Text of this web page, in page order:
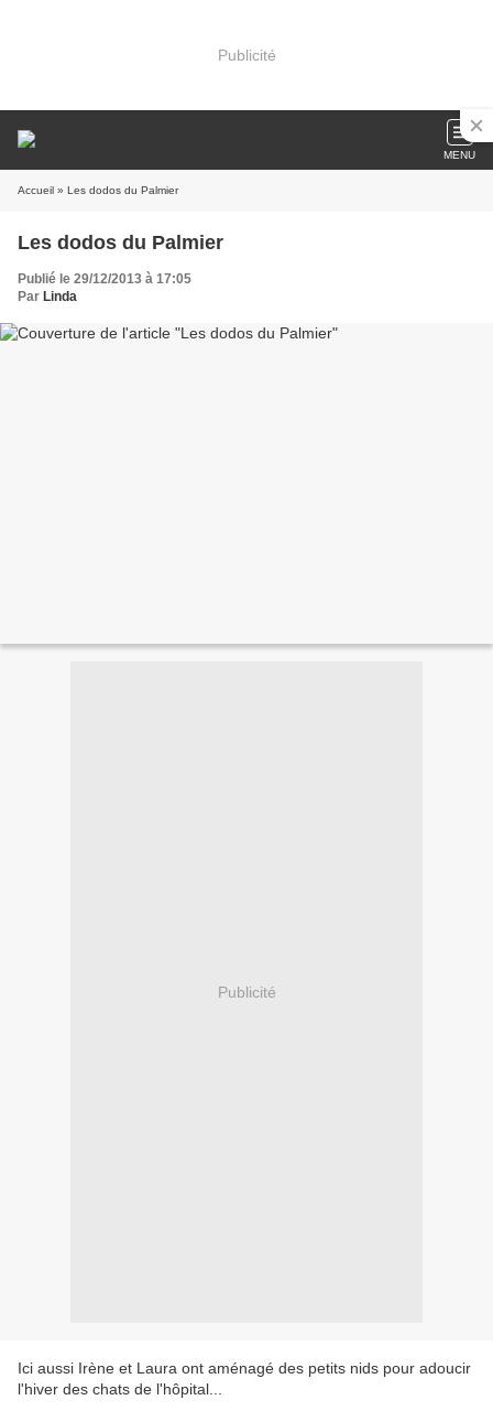
Publicité
MENU
Accueil » Les dodos du Palmier
Les dodos du Palmier
Publié le 29/12/2013 à 17:05
Par Linda
Publicité
Ici aussi Irène et Laura ont aménagé des petits nids pour adoucir
l'hiver des chats de l'hôpital...